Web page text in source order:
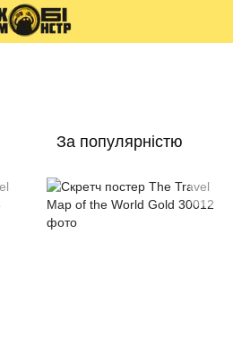
За популярністю